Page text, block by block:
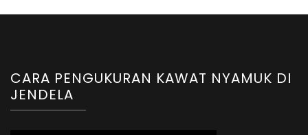
CARA PENGUKURAN KAWAT NYAMUK DI
JENDELA